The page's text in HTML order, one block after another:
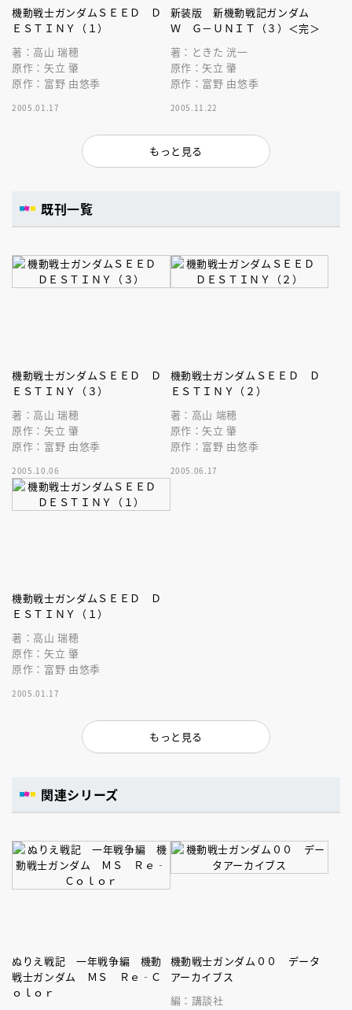
機動戦士ガンダムＳＥＥＤ Ｄ
ＥＳＴＩＮＹ（１）
著：高山 瑞穂
原作：矢立 肇
原作：富野 由悠季
2005.01.17
新装版 新機動戦記ガンダム
Ｗ Ｇ－ＵＮＩＴ（３）＜完＞
著：ときた 洸一
原作：矢立 肇
原作：富野 由悠季
2005.11.22
もっと見る
既刊一覧
機動戦士ガンダムＳＥＥＤ Ｄ
ＥＳＴＩＮＹ（３）
著：高山 瑞穂
原作：矢立 肇
原作：富野 由悠季
2005.10.06
機動戦士ガンダムＳＥＥＤ Ｄ
ＥＳＴＩＮＹ（２）
著：高山 端穂
原作：矢立 肇
原作：富野 由悠季
2005.06.17
機動戦士ガンダムＳＥＥＤ Ｄ
ＥＳＴＩＮＹ（１）
著：高山 瑞穂
原作：矢立 肇
原作：富野 由悠季
2005.01.17
もっと見る
関連シリーズ
ぬりえ戦記 一年戦争編 機動
戦士ガンダム ＭＳ Ｒｅ‐Ｃ
ｏｌｏｒ
機動戦士ガンダム００ データ
アーカイブス
編：講談社